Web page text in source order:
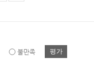
불만족 평가